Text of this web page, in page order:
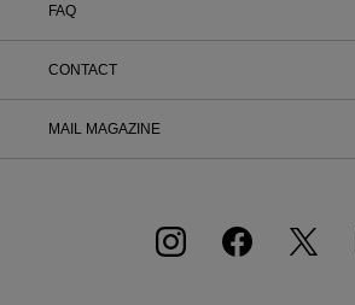
FAQ
CONTACT
MAIL MAGAZINE